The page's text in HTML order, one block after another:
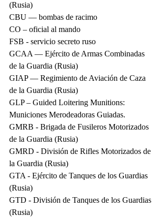
(Rusia)
CBU — bombas de racimo
CO – oficial al mando
FSB - servicio secreto ruso
GCAA — Ejército de Armas Combinadas
de la Guardia (Rusia)
GIAP — Regimiento de Aviación de Caza
de la Guardia (Rusia)
GLP – Guided Loitering Munitions:
Municiones Merodeadoras Guiadas.
GMRB - Brigada de Fusileros Motorizados
de la Guardia (Rusia)
GMRD - División de Rifles Motorizados de
la Guardia (Rusia)
GTA - Ejército de Tanques de los Guardias
(Rusia)
GTD - División de Tanques de los Guardias
(Rusia)